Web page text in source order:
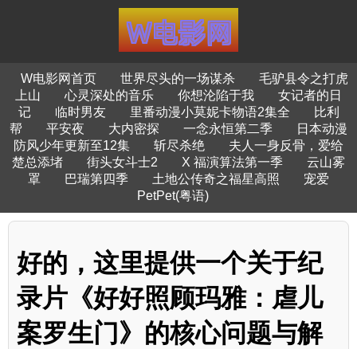
W电影网首页 世界尽头的一场谋杀
毛驴县令之打虎
上山
心灵深处的音乐 你想沦陷于我
女记者的日
记
临时男友 里番动漫小莫妮卡物语2集全
比利
帮
平安夜 大内密探 一念永恒第二季
日本动漫
防风少年更新至12集
斩尽杀绝
夫人一身反骨，爱给
楚总添堵
街头女斗士2 X 福演算法第一季
云山雾
罩
巴瑞第四季 土地公传奇之福星高照
宠爱
PetPet(粤语)
好的，这里提供一个关于纪
录片《好好照顾玛雅：虐儿
案罗生门》的核心问题与解